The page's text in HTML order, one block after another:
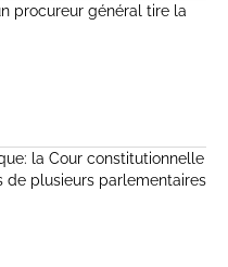
procureur général tire la
la Cour constitutionnelle
de plusieurs parlementaires